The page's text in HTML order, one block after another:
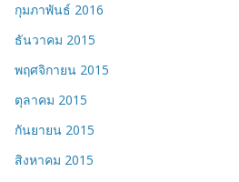
กุมภาพันธ์ 2016
ธันวาคม 2015
พฤศจิกายน 2015
ตุลาคม 2015
กันยายน 2015
สิงหาคม 2015